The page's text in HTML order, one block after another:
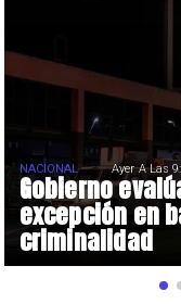
Gobierno
excepción en
criminalidad
NACIONAL Ayer A Las